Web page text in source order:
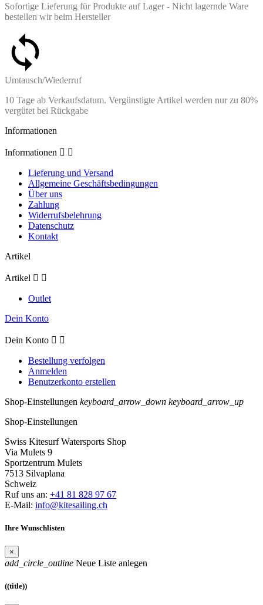
Sofortige Lieferung für Produkte auf Lager - Nicht lagernde Ware
bestellen wir beim Hersteller
Umtausch/Wiederruf
10 Tage ab Verkaufsdatum. Vergünstigte Artikel werden nur zu 80%
vergütet bei Rückgabe
Informationen
Informationen  
Lieferung und Versand
Allgemeine Geschäftsbedingungen
Über uns
Zahlung
Widerrufsbelehrung
Datenschutz
Kontakt
Artikel
Artikel  
Outlet
Dein Konto
Dein Konto  
Bestellung verfolgen
Anmelden
Benutzerkonto erstellen
Shop-Einstellungen keyboard_arrow_down keyboard_arrow_up
Shop-Einstellungen
Swiss Kitesurf Watersports Shop
Via Mulets 9
Sportzentrum Mulets
7513 Silvaplana
Schweiz
Ruf uns an: +41 81 828 97 67
E-Mail: info@kitesailing.ch
Ihre Wunschlisten
×
add_circle_outline Neue Liste anlegen
((title))